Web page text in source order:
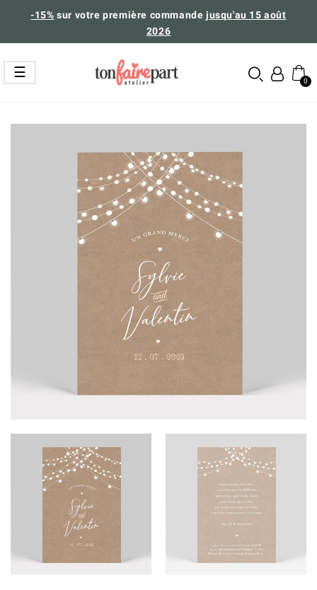
-15% sur votre première commandejusqu'au 15 août
2026
Basculer
la
navigation
☰